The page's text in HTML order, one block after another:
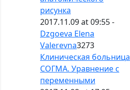
рисунка
2017.11.09 at 09:55 -
Dzgoeva Elena
Valerevna3273
Клиническая больница
СОГМА. Уравнение с
переменными